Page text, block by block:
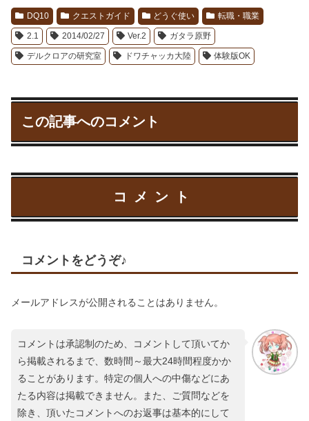
DQ10 クエストガイド どうぐ使い 転職・職業
2.1 2014/02/27 Ver.2 ガタラ原野
デルクロアの研究室 ドワチャッカ大陸 体験版OK
この記事へのコメント
コメント
コメントをどうぞ♪
メールアドレスが公開されることはありません。
コメントは承認制のため、コメントして頂いてか
ら掲載されるまで、数時間～最大24時間程度かか
ることがあります。特定の個人への中傷などにあ
たる内容は掲載できません。また、ご質問などを
除き、頂いたコメントへのお返事は基本的にして